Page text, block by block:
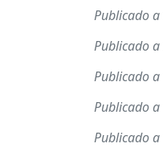
Publicado a
Publicado a
Publicado a
Publicado a
Publicado a